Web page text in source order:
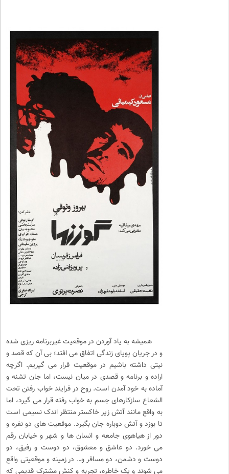
همیشه به یاد آوردن در موقعیت غیربرنامه ریزی شده
و در جریان پویای زندگی اتفاق می افتد؛ بی آن که قصد و
نیتی داشته باشیم در موقعیت قرار می گیریم. اگرچه
اراده و برنامه و قصدی در میان نیست، اما جان تشنه و
آماده به خود آمدن است. روح در فرایند خواب رفتن تحت
الشعاع سازکارهای جسم به خواب رفته قرار می گیرد، اما
به واقع مانند آتش زیر خاکستر منتظر اندک نسیمی است
تا بوزد و آتش دوباره جان بگیرد. موقعیت های دو نفره و
دور از هیاهوی جامعه و انسان ها و شهر و خیابان رقم
می خورد. دو عاشق و معشوق، دو دوست و رفیق، دو
دوست و دشمن، دو مسافر و… در زمینه و موقعیتی واقع
می شوند و یک خاطره، تجربه و کنش مشترک قدیمی که